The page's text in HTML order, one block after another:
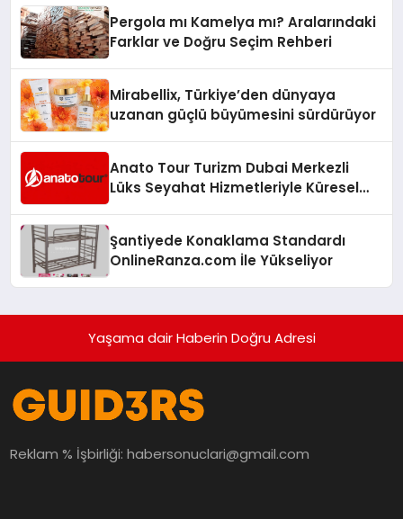
Pergola mı Kamelya mı? Aralarındaki
Farklar ve Doğru Seçim Rehberi
Mirabellix, Türkiye’den dünyaya
uzanan güçlü büyümesini sürdürüyor
Anato Tour Turizm Dubai Merkezli
Lüks Seyahat Hizmetleriyle Küresel
Şantiyede Konaklama Standardı
OnlineRanza.com İle Yükseliyor
Yaşama dair Haberin Doğru Adresi
Reklam % İşbirliği:habersonuclari@gmail.com